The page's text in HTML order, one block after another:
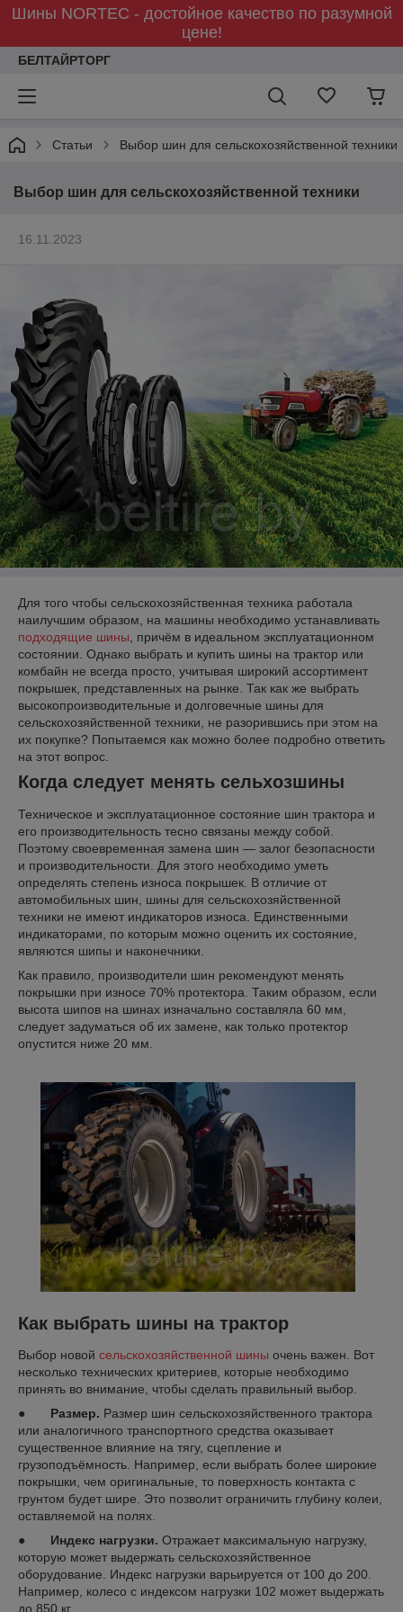
Шины NORTEC - достойное качество по разумной
цене!
БЕЛТАЙРТОРГ
Статьи Выбор шин для сельскохозяйственной техники
Выбор шин для сельскохозяйственной техники
16.11.2023
Для того чтобы сельскохозяйственная техника работала
наилучшим образом, на машины необходимо устанавливать
подходящие шины , причём в идеальном эксплуатационном
состоянии. Однако выбрать и купить шины на трактор или
комбайн не всегда просто, учитывая широкий ассортимент
покрышек, представленных на рынке. Так как же выбрать
высокопроизводительные и долговечные шины для
сельскохозяйственной техники, не разорившись при этом на
их покупке? Попытаемся как можно более подробно ответить
на этот вопрос.
Когда следует менять сельхозшины
Техническое и эксплуатационное состояние шин трактора и
его производительность тесно связаны между собой.
Поэтому своевременная замена шин — залог безопасности
и производительности. Для этого необходимо уметь
определять степень износа покрышек. В отличие от
автомобильных шин, шины для сельскохозяйственной
техники не имеют индикаторов износа. Единственными
индикаторами, по которым можно оценить их состояние,
являются шипы и наконечники.
Как правило, производители шин рекомендуют менять
покрышки при износе 70% протектора. Таким образом, если
высота шипов на шинах изначально составляла 60 мм,
следует задуматься об их замене, как только протектор
опустится ниже 20 мм.
Как выбрать шины на трактор
Выбор новой сельскохозяйственной шины очень важен. Вот
несколько технических критериев, которые необходимо
принять во внимание, чтобы сделать правильный выбор.
● Размер. Размер шин сельскохозяйственного трактора
или аналогичного транспортного средства оказывает
существенное влияние на тягу, сцепление и
грузоподъёмность. Например, если выбрать более широкие
покрышки, чем оригинальные, то поверхность контакта с
грунтом будет шире. Это позволит ограничить глубину колеи,
оставляемой на полях.
● Индекс нагрузки. Отражает максимальную нагрузку,
которую может выдержать сельскохозяйственное
оборудование. Индекс нагрузки варьируется от 100 до 200.
Например, колесо с индексом нагрузки 102 может выдержать
до 850 кг.